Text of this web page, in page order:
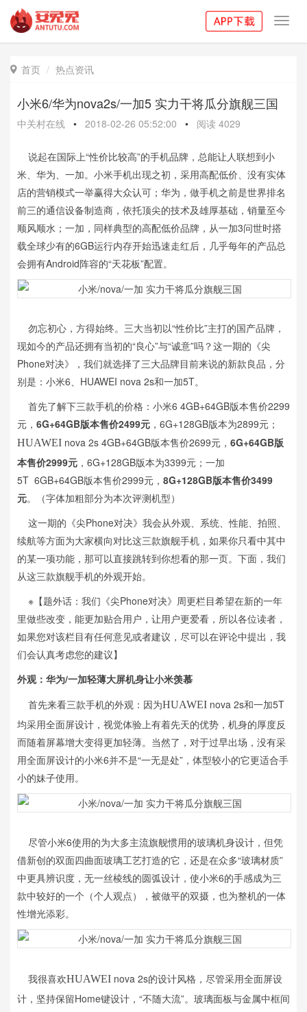
 首页 热点资讯
小米6/华为nova2s/一加5 实力干将瓜分旗舰三国
中关村在线 • 2018-02-26 05:52:00 • 阅读 4029
说起在国际上“性价比较高”的手机品牌，总能让人联想到小
米、华为、一加。小米手机出现之初，采用高配低价、没有实体
店的营销模式一举赢得大众认可；华为，做手机之前是世界排名
前三的通信设备制造商，依托顶尖的技术及雄厚基础，销量至今
顺风顺水；一加，同样典型的高配低价品牌，从一加3问世时搭
载全球少有的6GB运行内存开始迅速走红后，几乎每年的产品总
会拥有Android阵容的“天花板”配置。
勿忘初心，方得始终。三大当初以“性价比”主打的国产品牌，
现如今的产品还拥有当初的“良心”与“诚意”吗？这一期的《尖
Phone对决》，我们就选择了三大品牌目前来说的新款良品，分
别是：小米6、HUAWEI nova 2s和一加5T。
首先了解下三款手机的价格：小米6 4GB+64GB版本售价2299
元， 6G+64GB版本售价2499元 ，6G+128GB版本为2899元；
HUAWEI nova 2s 4GB+64GB版本售价2699元， 6G+64GB版
本售价2999元 ，6G+128GB版本为3399元；一加
5T 6GB+64GB版本售价2999元， 8G+128GB版本售价3499
元。（字体加粗部分为本次评测机型）
这一期的《尖Phone对决》我会从外观、系统、性能、拍照、
续航等方面为大家横向对比这三款旗舰手机，如果你只看中其中
的某一项功能，那可以直接跳转到你想看的那一页。下面，我们
从这三款旗舰手机的外观开始。
※【题外话：我们《尖Phone对决》周更栏目希望在新的一年
里做些改变，能更加贴合用户，让用户更爱看，所以各位读者，
如果您对该栏目有任何意见或者建议，尽可以在评论中提出，我
们会认真考虑您的建议】
外观：华为/一加轻薄大屏机身让小米羡慕
首先来看三款手机的外观：因为HUAWEI nova 2s和一加5T
均采用全面屏设计，视觉体验上有着先天的优势，机身的厚度反
而随着屏幕增大变得更加轻薄。当然了，对于过早出场，没有采
用全面屏设计的小米6并不是“一无是处”，体型较小的它更适合手
小的妹子使用。
尽管小米6使用的为大多主流旗舰惯用的玻璃机身设计，但凭
借新创的双面四曲面玻璃工艺打造的它，还是在众多“玻璃材质”
中更具辨识度，无一丝棱线的圆弧设计，使小米6的手感成为三
款中较好的一个（个人观点），被做平的双摄，也为整机的一体
性增光添彩。
我很喜欢HUAWEI nova 2s的设计风格，尽管采用全面屏设
计，坚持保留Home键设计，“不随大流”。玻璃面板与金属中框间